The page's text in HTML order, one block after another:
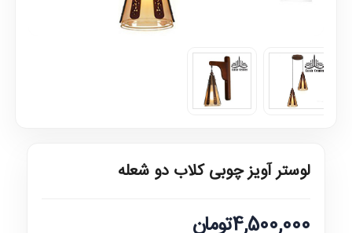
لوستر آویز چوبی کلاب دو شعله
4,500,000تومان